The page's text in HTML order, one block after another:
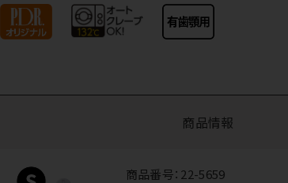
商品情報
商品番号： 22-5659